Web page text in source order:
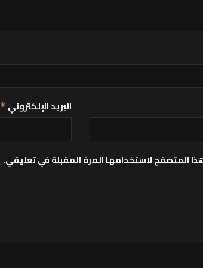
البريد الإلكتروني *
المتصفح لاستخدامها المرة المقبلة في تعليقي.